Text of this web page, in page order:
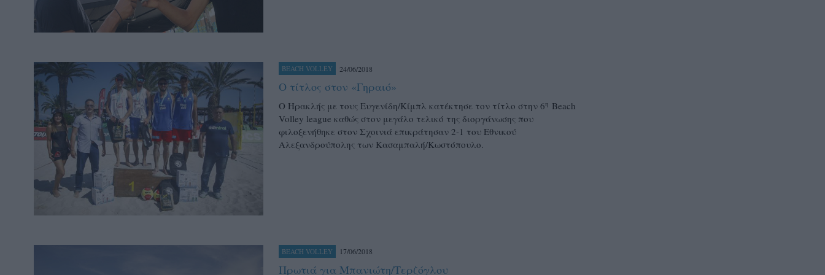
BEACH VOLLEY 24/06/2018
Ο τίτλος στον «Γηραιό»
O Ηρακλής με τους Ευγενίδη/Κίμπλ κατέκτησε τον τίτλο στην 6η Beach
Volley league καθώς στον μεγάλο τελικό της διοργάνωσης που
φιλοξενήθηκε στον Σχοινιά επικράτησαν 2-1 του Εθνικού
Αλεξανδρούπολης των Κασαμπαλή/Κωστόπουλο.
BEACH VOLLEY 17/06/2018
Πρωτιά για Μπανιώτη/Τερζόγλου